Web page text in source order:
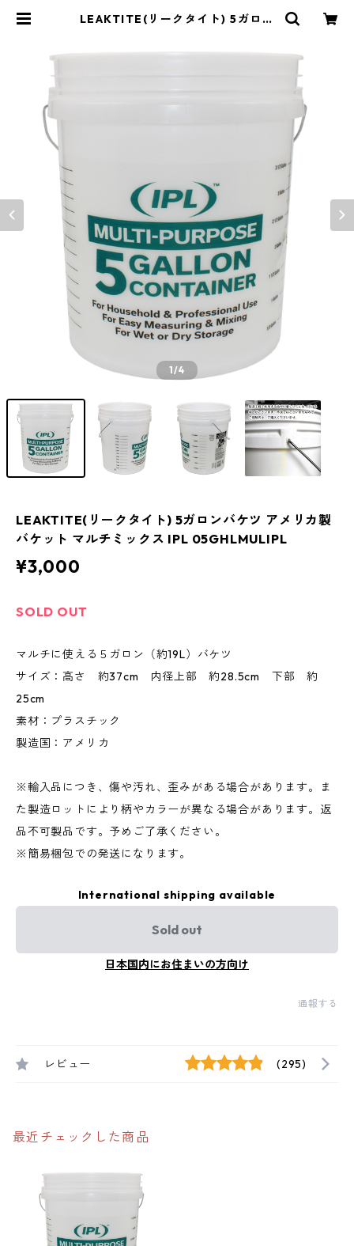
LEAKTITE(リークタイト) 5ガロン
market
1/4
LEAKTITE(リークタイト) 5ガロンバケツ アメリカ製
バケット マルチミックス IPL 05GHLMULIPL
¥3,000
SOLD OUT
マルチに使える５ガロン（約19L）バケツ
サイズ：高さ 約37cm 内径上部 約28.5cm 下部 約
25cm
素材：プラスチック
製造国：アメリカ
※輸入品につき、傷や汚れ、歪みがある場合があります。ま
た製造ロットにより柄やカラーが異なる場合があります。返
品不可製品です。予めご了承ください。
※簡易梱包での発送になります。
International shipping available
Sold out
日本国内にお住まいの方向け
通報する
レビュー (295)
最近チェックした商品